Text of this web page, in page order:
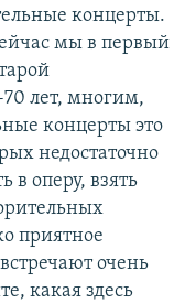
концерты.
мы в первый
лет, многим,
концерты это
недостаточно
в оперу, взять
приятное
очень
какая здесь